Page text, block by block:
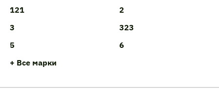
121
2
3
323
5
6
+ Все марки